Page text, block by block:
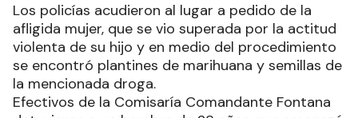
Los policías acudieron al lugar a pedido de la
afligida mujer, que se vio superada por la actitud
violenta de su hijo y en medio del procedimiento
se encontró plantines de marihuana y semillas de
la mencionada droga.
Efectivos de la Comisaría Comandante Fontana